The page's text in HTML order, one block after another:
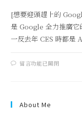
[想要迎頭趕上的
是 Google 全力推廣
一反去年 CES 時都是
留言功能已關閉
About Me